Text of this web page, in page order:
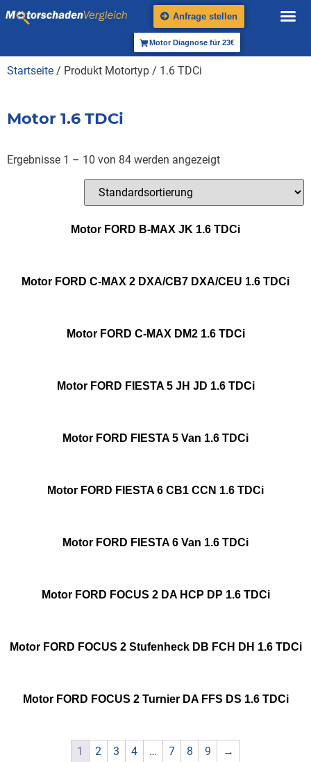
Anfrage stellen
Motor Diagnose für 23€
Startseite / Produkt Motortyp / 1.6 TDCi
Motor 1.6 TDCi
Ergebnisse 1 – 10 von 84 werden angezeigt
Motor FORD B-MAX JK 1.6 TDCi
Motor FORD C-MAX 2 DXA/CB7 DXA/CEU 1.6 TDCi
Motor FORD C-MAX DM2 1.6 TDCi
Motor FORD FIESTA 5 JH JD 1.6 TDCi
Motor FORD FIESTA 5 Van 1.6 TDCi
Motor FORD FIESTA 6 CB1 CCN 1.6 TDCi
Motor FORD FIESTA 6 Van 1.6 TDCi
Motor FORD FOCUS 2 DA HCP DP 1.6 TDCi
Motor FORD FOCUS 2 Stufenheck DB FCH DH 1.6 TDCi
Motor FORD FOCUS 2 Turnier DA FFS DS 1.6 TDCi
1 2 3 4 … 7 8 9 →